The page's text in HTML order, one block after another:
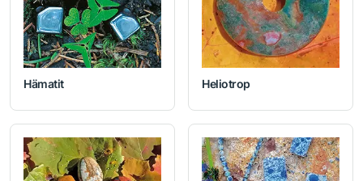
Hämatit Heliotrop